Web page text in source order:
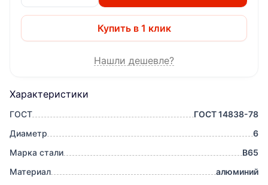
Характеристики
ГОСТ
ГОСТ 14838-78
Диаметр
6
Марка стали
В65
Материал
алюминий
Купить в 1 клик
Нашли дешевле?